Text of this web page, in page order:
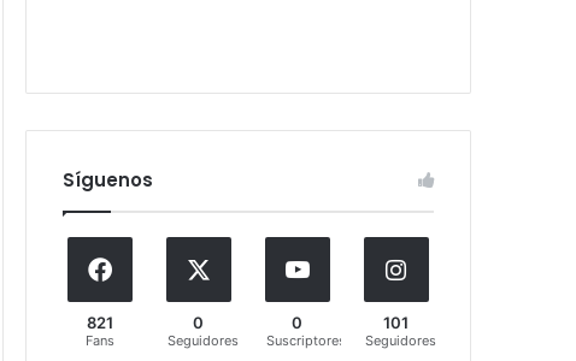
Síguenos
821
Fans
0
Seguidores
0
Suscriptores
101
Seguidores